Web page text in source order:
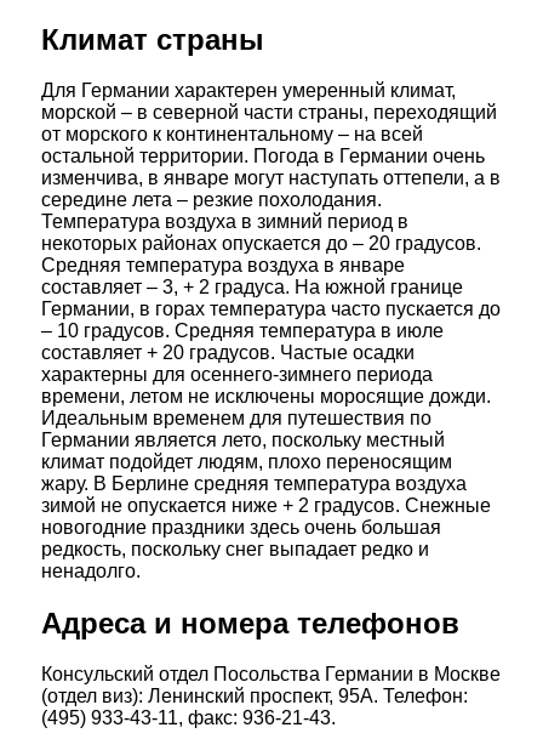
Климат страны
Для Германии характерен умеренный климат,
морской – в северной части страны, переходящий
от морского к континентальному – на всей
остальной территории. Погода в Германии очень
изменчива, в январе могут наступать оттепели, а в
середине лета – резкие похолодания.
Температура воздуха в зимний период в
некоторых районах опускается до – 20 градусов.
Средняя температура воздуха в январе
составляет – 3, + 2 градуса. На южной границе
Германии, в горах температура часто пускается до
– 10 градусов. Средняя температура в июле
составляет + 20 градусов. Частые осадки
характерны для осеннего-зимнего периода
времени, летом не исключены моросящие дожди.
Идеальным временем для путешествия по
Германии является лето, поскольку местный
климат подойдет людям, плохо переносящим
жару. В Берлине средняя температура воздуха
зимой не опускается ниже + 2 градусов. Снежные
новогодние праздники здесь очень большая
редкость, поскольку снег выпадает редко и
ненадолго.
Адреса и номера телефонов
Консульский отдел Посольства Германии в Москве
(отдел виз): Ленинский проспект, 95А. Телефон:
(495) 933-43-11, факс: 936-21-43.